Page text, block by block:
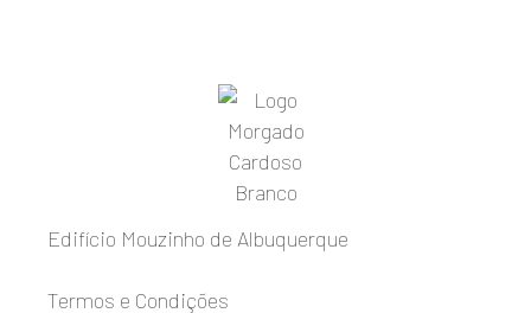
Edifício Mouzinho de Albuquerque
Termos e Condições